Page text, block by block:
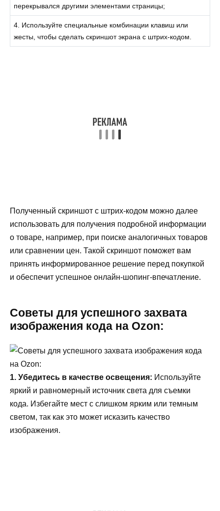
перекрывался другими элементами страницы;
4. Используйте специальные комбинации клавиш или
жесты, чтобы сделать скриншот экрана с штрих-кодом.
Полученный скриншот с штрих-кодом можно далее
использовать для получения подробной информации
о товаре, например, при поиске аналогичных товаров
или сравнении цен. Такой скриншот поможет вам
принять информированное решение перед покупкой
и обеспечит успешное онлайн-шопинг-впечатление.
Советы для успешного захвата
изображения кода на Ozon:
1. Убедитесь в качестве освещения: Используйте
яркий и равномерный источник света для съемки
кода. Избегайте мест с слишком ярким или темным
светом, так как это может исказить качество
изображения.